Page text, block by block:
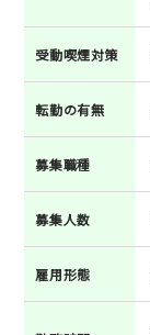
受動喫煙対策
転勤の有無
募集職種
募集人数
雇用形態